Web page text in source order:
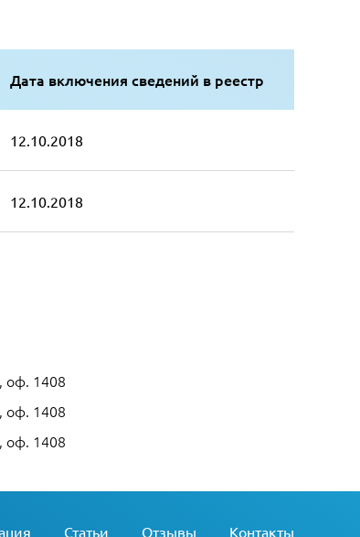
Дата включения сведений в реестр
12.10.2018
12.10.2018
оф. 1408
оф. 1408
оф. 1408
Статьи Отзывы Контакты